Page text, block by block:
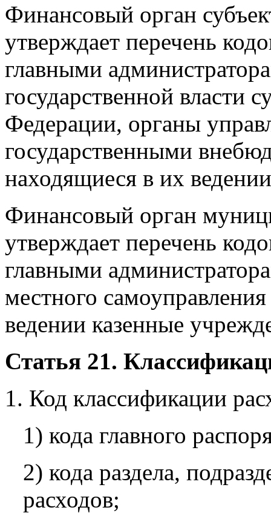
Финансовый орган
утверждает перечень
главными
государственной власти
Федерации, органы
государственными
находящиеся в их
Финансовый орган
утверждает перечень
главными
местного
ведении казенные
Статья 21.
1. Код классификации
1) кода главного
2) кода раздела,
расходов;